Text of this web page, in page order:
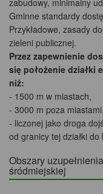
Gminne standardy
Przykładowe, zasady
zieleni publicznej.
Przez zapewnienie
się położenie działki
niż:
- 1500 m w miastach,
- 3000 m poza miastami,
- liczonej jako droga
od granicy tej działki
Obszary
śródmiejskiej